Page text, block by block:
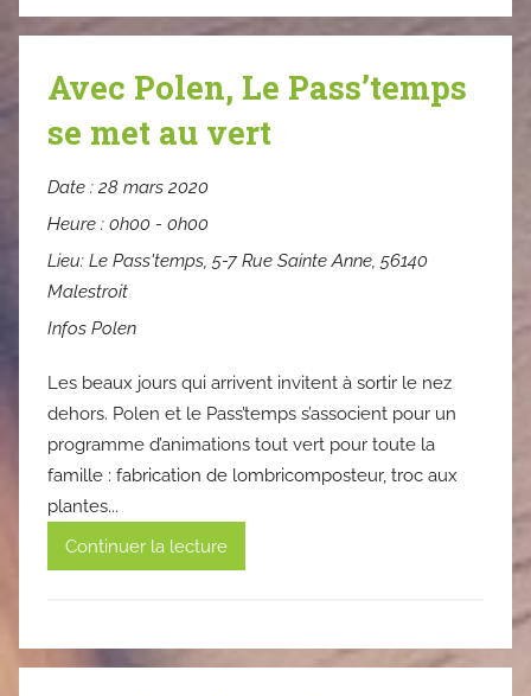
Avec Polen, Le Pass’temps
se met au vert
Date :28 mars 2020
Heure : 0h00 - 0h00
Lieu: Le Pass'temps, 5-7 Rue Sainte Anne, 56140
Malestroit
Infos Polen
Les beaux jours qui arrivent invitent à sortir le nez
dehors. Polen et le Pass’temps s’associent pour un
programme d’animations tout vert pour toute la
famille : fabrication de lombricomposteur, troc aux
plantes...
Continuer la lecture